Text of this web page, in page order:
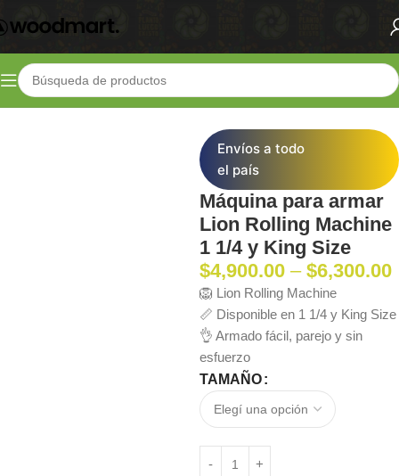
Inicio Shop Parafernalia Armadores
Envíos a todo
el país
Máquina para armar
Lion Rolling Machine
1 1/4 y King Size
$4,900.00 – $6,300.00
🦁 Lion Rolling Machine
📏 Disponible en 1 1/4 y King Size
👌 Armado fácil, parejo y sin
esfuerzo
TAMAÑO